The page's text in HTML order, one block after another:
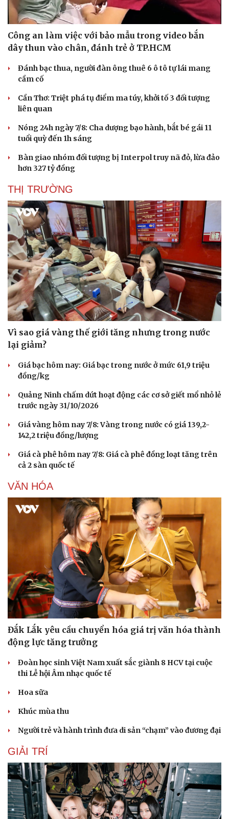
Văn hóa
Sân khấu - Điện ảnh
Văn học
Âm nhạc
Di sản
Nghệ sĩ
Thời trang
Sao Việt
Công an làm việc với bảo mẫu trong video bắn
dây thun vào chân, đánh trẻ ở TP.HCM
Đánh bạc thua, người đàn ông thuê 6 ô tô tự lái mang
cầm cố
Cần Thơ: Triệt phá tụ điểm ma túy, khởi tố 3 đối tượng
liên quan
Nóng 24h ngày 7/8: Cha dượng bạo hành, bắt bé gái 11
tuổi quỳ đến 1h sáng
Bàn giao nhóm đối tượng bị Interpol truy nã đỏ, lừa đảo
hơn 327 tỷ đồng
THỊ TRƯỜNG
Vì sao giá vàng thế giới tăng nhưng trong nước
lại giảm?
Giá bạc hôm nay: Giá bạc trong nước ở mức 61,9 triệu
đồng/kg
Quảng Ninh chấm dứt hoạt động các cơ sở giết mổ nhỏ lẻ
trước ngày 31/10/2026
Giá vàng hôm nay 7/8: Vàng trong nước có giá 139,2-
142,2 triệu đồng/lượng
Giá cà phê hôm nay 7/8: Giá cà phê đồng loạt tăng trên
cả 2 sàn quốc tế
VĂN HÓA
Đắk Lắk yêu cầu chuyển hóa giá trị văn hóa thành
động lực tăng trưởng
Đoàn học sinh Việt Nam xuất sắc giành 8 HCV tại cuộc
thi Lễ hội Âm nhạc quốc tế
Hoa sữa
Khúc mùa thu
Người trẻ và hành trình đưa di sản “chạm” vào đương đại
GIẢI TRÍ